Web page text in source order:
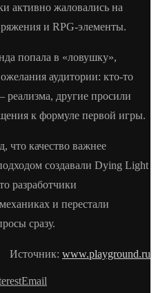
активно жаловались на
и RPG-элементы.
попала в «ловушку»,
аудитории: кто-то
реализма, другие просили
к формуле первой игры.
что качество важнее
создавали Dying Light
разработчики
и перестали
сразу.
Источник: www.playground.ru
Email